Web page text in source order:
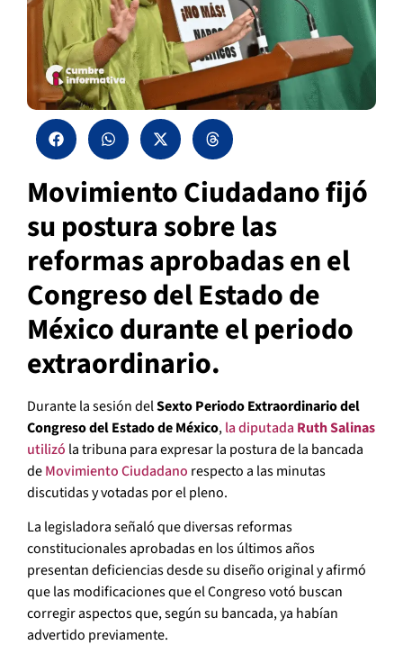
Movimiento Ciudadano fijó
su postura sobre las
reformas aprobadas en el
Congreso del Estado de
México durante el periodo
extraordinario.
Durante la sesión delSexto Periodo Extraordinario del
Congreso del Estado de México,la diputada Ruth Salinas
utilizó la tribuna para expresar la postura de la bancada
deMovimiento Ciudadano respecto a las minutas
discutidas y votadas por el pleno.
La legisladora señaló que diversas reformas
constitucionales aprobadas en los últimos años
presentan deficiencias desde su diseño original y afirmó
que las modificaciones que el Congreso votó buscan
corregir aspectos que, según su bancada, ya habían
advertido previamente.